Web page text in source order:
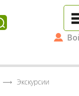
Экскурсии